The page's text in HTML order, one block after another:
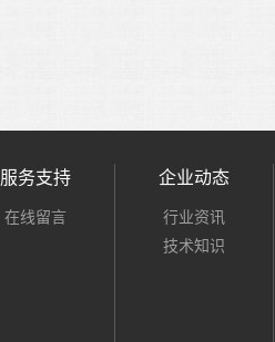
服务支持
在线留言
企业动态
行业资讯
技术知识